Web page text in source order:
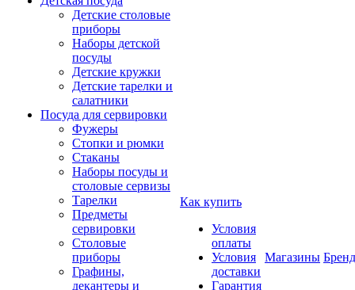
Детские столовые
приборы
Наборы детской
посуды
Детские кружки
Детские тарелки и
салатники
Посуда для сервировки
Фужеры
Стопки и рюмки
Стаканы
Наборы посуды и
столовые сервизы
Тарелки
Предметы
сервировки
Столовые
приборы
Графины,
декантеры и
Как купить
Условия
оплаты
Условия
доставки
Гарантия
Магазины